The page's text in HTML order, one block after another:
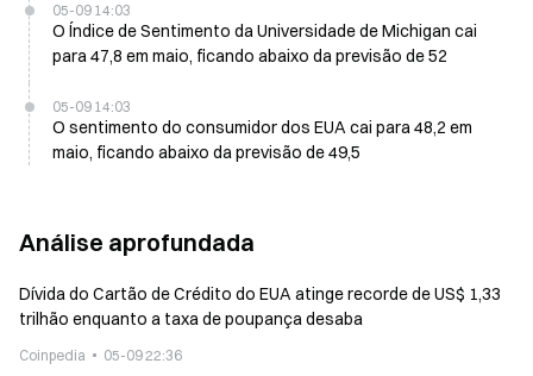
05-09 14:03
O Índice de Sentimento da Universidade de Michigan cai
para 47,8 em maio, ficando abaixo da previsão de 52
05-09 14:03
O sentimento do consumidor dos EUA cai para 48,2 em
maio, ficando abaixo da previsão de 49,5
Análise aprofundada
Dívida do Cartão de Crédito do EUA atinge recorde de US$ 1,33
trilhão enquanto a taxa de poupança desaba
Coinpedia 05-09 22:36